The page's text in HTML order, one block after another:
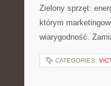
Zielony sprzęt:
którym
wiarygodność.
CATEGORIES: